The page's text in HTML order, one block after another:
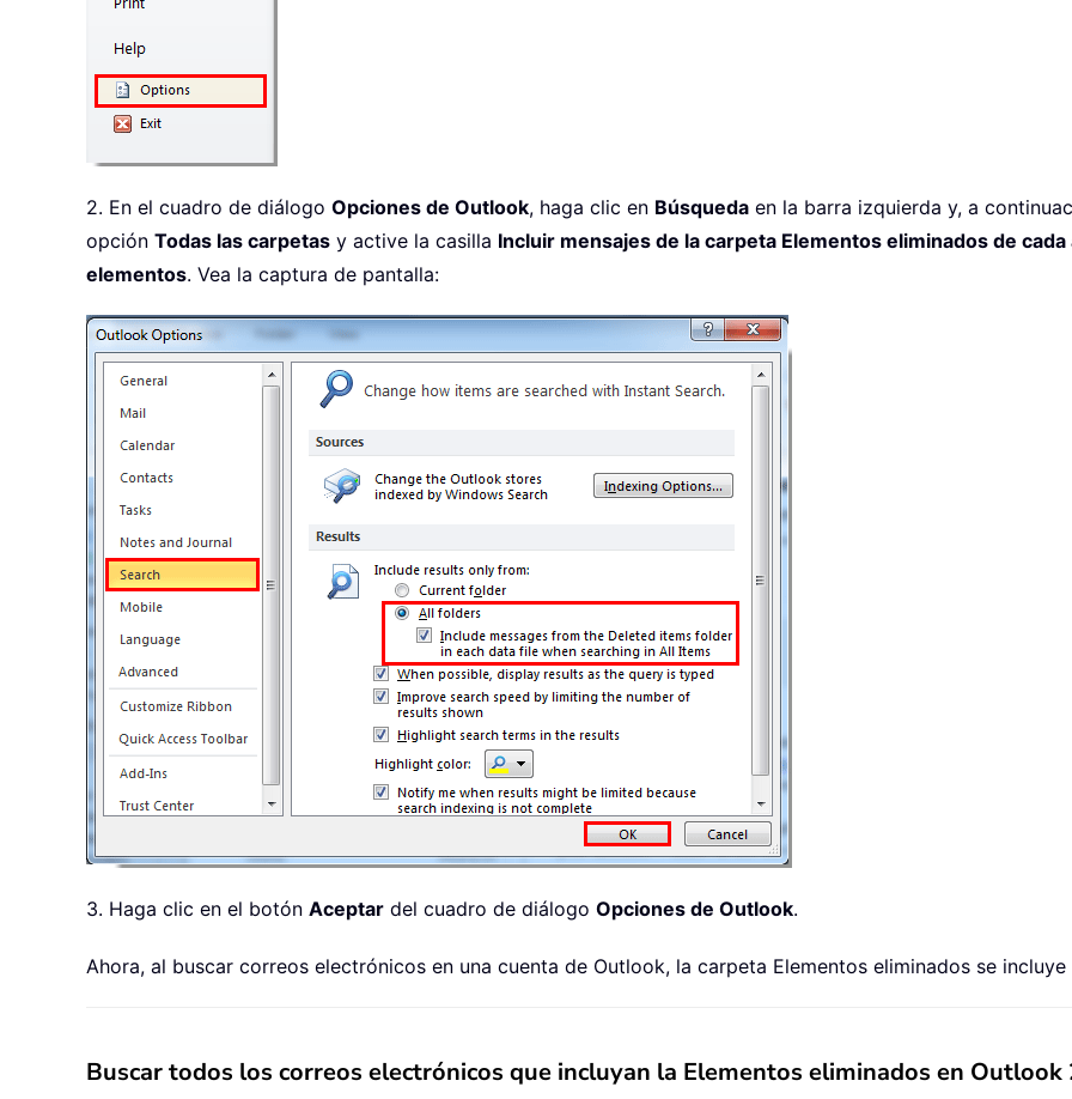
2. En el cuadro de diálogo Opciones de Outlook, haga clic en Búsqueda en la barra izquierda y, a
opción Todas las carpetas y active la casilla Incluir mensajes de la carpeta Elementos eliminados de
elementos. Vea la captura de pantalla:
3. Haga clic en el botón Aceptar del cuadro de diálogo Opciones de Outlook.
Ahora, al buscar correos electrónicos en una cuenta de Outlook, la carpeta Elementos eliminados se
Buscar todos los correos electrónicos que incluyan la Elementos eliminados en Outlook